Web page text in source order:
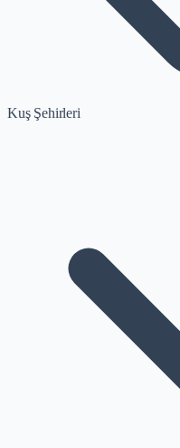
Kuş Şehirleri